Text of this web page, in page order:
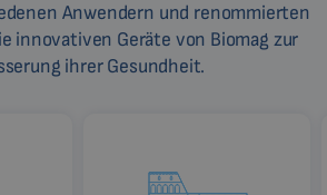
Anwendern und renommierten
innovativen Geräte von Biomag zur
ihrer Gesundheit.